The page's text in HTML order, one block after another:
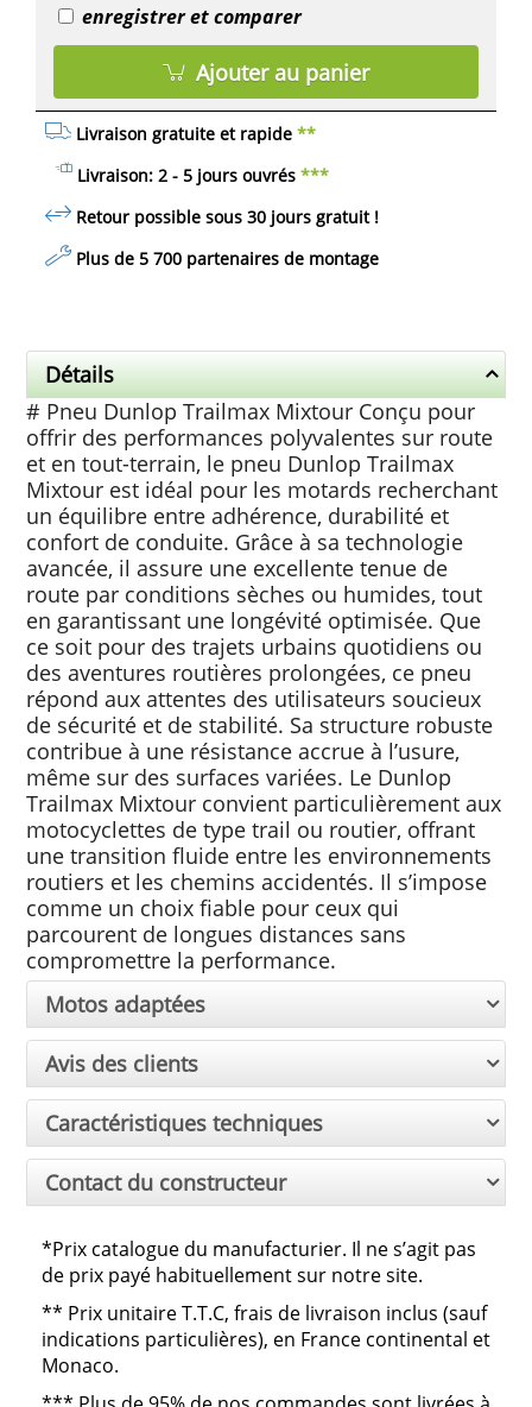
Livraison gratuite et rapide **
Livraison: 2 - 5 jours ouvrés ***
Retour possible sous 30 jours gratuit!
Plus de 5 700 partenaires de montage
enregistrer et comparer
Ajouter au panier
Détails
# Pneu Dunlop Trailmax Mixtour Conçu pour
offrir des performances polyvalentes sur route
et en tout-terrain, le pneu Dunlop Trailmax
Mixtour est idéal pour les motards recherchant
un équilibre entre adhérence, durabilité et
confort de conduite. Grâce à sa technologie
avancée, il assure une excellente tenue de
route par conditions sèches ou humides, tout
en garantissant une longévité optimisée. Que
ce soit pour des trajets urbains quotidiens ou
des aventures routières prolongées, ce pneu
répond aux attentes des utilisateurs soucieux
de sécurité et de stabilité. Sa structure robuste
contribue à une résistance accrue à l’usure,
même sur des surfaces variées. Le Dunlop
Trailmax Mixtour convient particulièrement aux
motocyclettes de type trail ou routier, offrant
une transition fluide entre les environnements
routiers et les chemins accidentés. Il s’impose
comme un choix fiable pour ceux qui
parcourent de longues distances sans
compromettre la performance.
Motos adaptées
Avis des clients
Caractéristiques techniques
Contact du constructeur
*Prix catalogue du manufacturier. Il ne s’agit pas
de prix payé habituellement sur notre site.
** Prix unitaire T.T.C, frais de livraison inclus (sauf
indications particulières), en France continental et
Monaco.